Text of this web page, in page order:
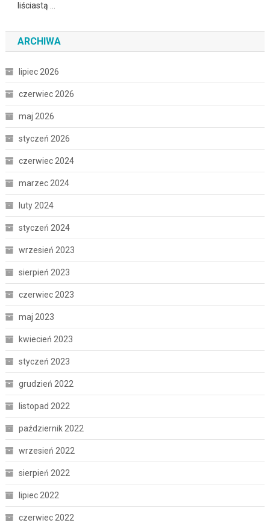
liściastą …
ARCHIWA
lipiec 2026
czerwiec 2026
maj 2026
styczeń 2026
czerwiec 2024
marzec 2024
luty 2024
styczeń 2024
wrzesień 2023
sierpień 2023
czerwiec 2023
maj 2023
kwiecień 2023
styczeń 2023
grudzień 2022
listopad 2022
październik 2022
wrzesień 2022
sierpień 2022
lipiec 2022
czerwiec 2022